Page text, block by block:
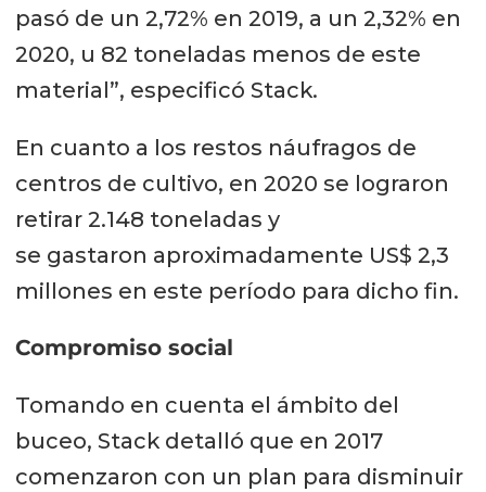
pasó de un 2,72% en 2019, a un 2,32% en
2020, u 82 toneladas menos de este
material”, especificó Stack.
En cuanto a los restos náufragos de
centros de cultivo, en 2020 se lograron
retirar 2.148 toneladas y
se gastaron aproximadamente US$ 2,3
millones en este período para dicho fin.
Compromiso social
Tomando en cuenta el ámbito del
buceo, Stack detalló que en 2017
comenzaron con un plan para disminuir